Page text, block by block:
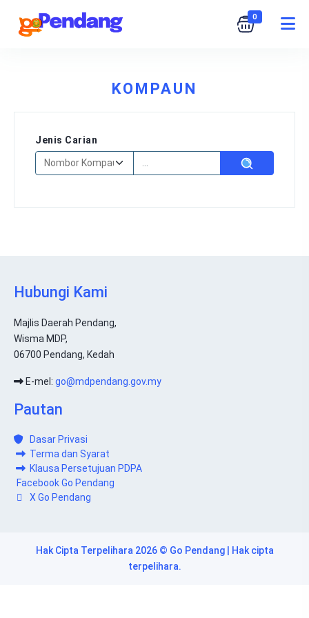
0
KOMPAUN
Jenis Carian
Hubungi Kami
Majlis Daerah Pendang,
Wisma MDP,
06700 Pendang, Kedah
E-mel: go@mdpendang.gov.my
Pautan
Dasar Privasi
Terma dan Syarat
Klausa Persetujuan PDPA
Facebook Go Pendang
X Go Pendang
Hak Cipta Terpelihara 2026 © Go Pendang | Hak cipta
terpelihara.